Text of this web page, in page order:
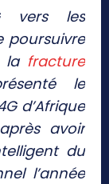
vers les
poursuivre
la fracture
le
d’Afrique
avoir
du
l’année